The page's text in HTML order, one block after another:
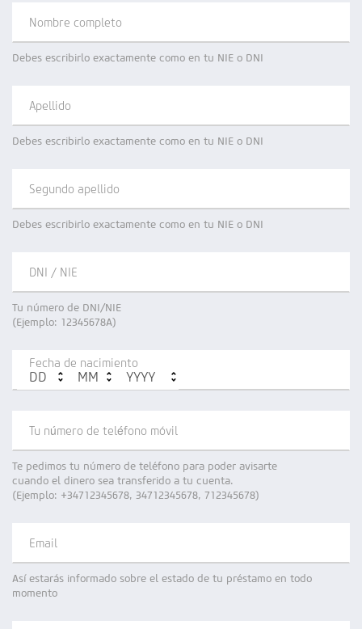
Información sobre el préstamo
Nombre completo
Debes escribirlo exactamente como en tu NIE o DNI
Apellido
Debes escribirlo exactamente como en tu NIE o DNI
Segundo apellido
Debes escribirlo exactamente como en tu NIE o DNI
DNI / NIE
Tu número de DNI/NIE
(Ejemplo: 12345678A)
Fecha de nacimiento
Tu número de teléfono móvil
Te pedimos tu número de teléfono para poder avisarte
cuando el dinero sea transferido a tu cuenta.
(Ejemplo: +34712345678, 34712345678, 712345678)
Email
Así estarás informado sobre el estado de tu préstamo en todo
momento